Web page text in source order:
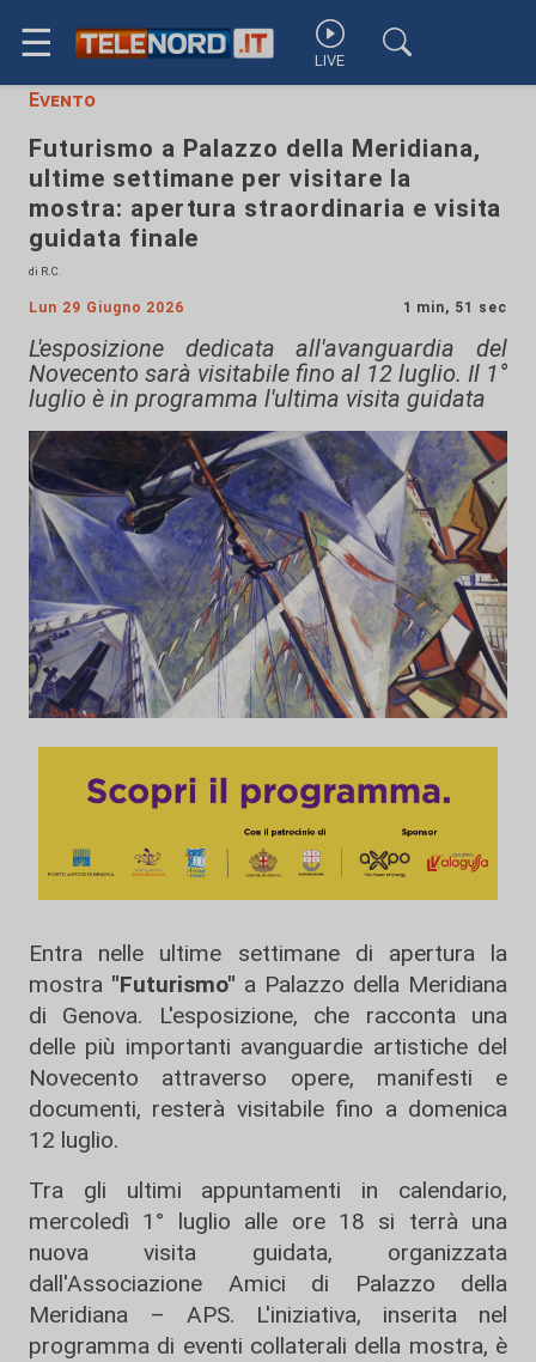
☰ LIVE
Evento
Futurismo a Palazzo della Meridiana,
ultime settimane per visitare la
mostra: apertura straordinaria e visita
guidata finale
di R.C.
Lun 29 Giugno 2026 1 min, 51 sec
L'esposizione dedicata all'avanguardia del
Novecento sarà visitabile fino al 12 luglio. Il 1°
luglio è in programma l'ultima visita guidata
Entra nelle ultime settimane di apertura la
mostra "Futurismo" a Palazzo della Meridiana
di Genova. L'esposizione, che racconta una
delle più importanti avanguardie artistiche del
Novecento attraverso opere, manifesti e
documenti, resterà visitabile fino a domenica
12 luglio.
Tra gli ultimi appuntamenti in calendario,
mercoledì 1° luglio alle ore 18 si terrà una
nuova visita guidata, organizzata
dall'Associazione Amici di Palazzo della
Meridiana – APS. L'iniziativa, inserita nel
programma di eventi collaterali della mostra, è